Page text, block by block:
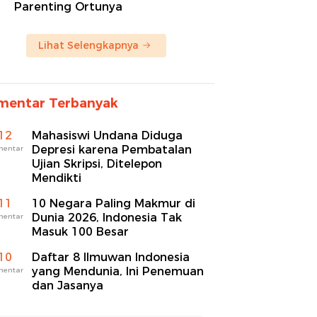
Parenting Ortunya
Lihat Selengkapnya
Terbanyak
Mahasiswi Undana Diduga
Depresi karena Pembatalan
Ujian Skripsi, Ditelepon
Mendikti
10 Negara Paling Makmur di
Dunia 2026, Indonesia Tak
Masuk 100 Besar
Daftar 8 Ilmuwan Indonesia
yang Mendunia, Ini Penemuan
dan Jasanya